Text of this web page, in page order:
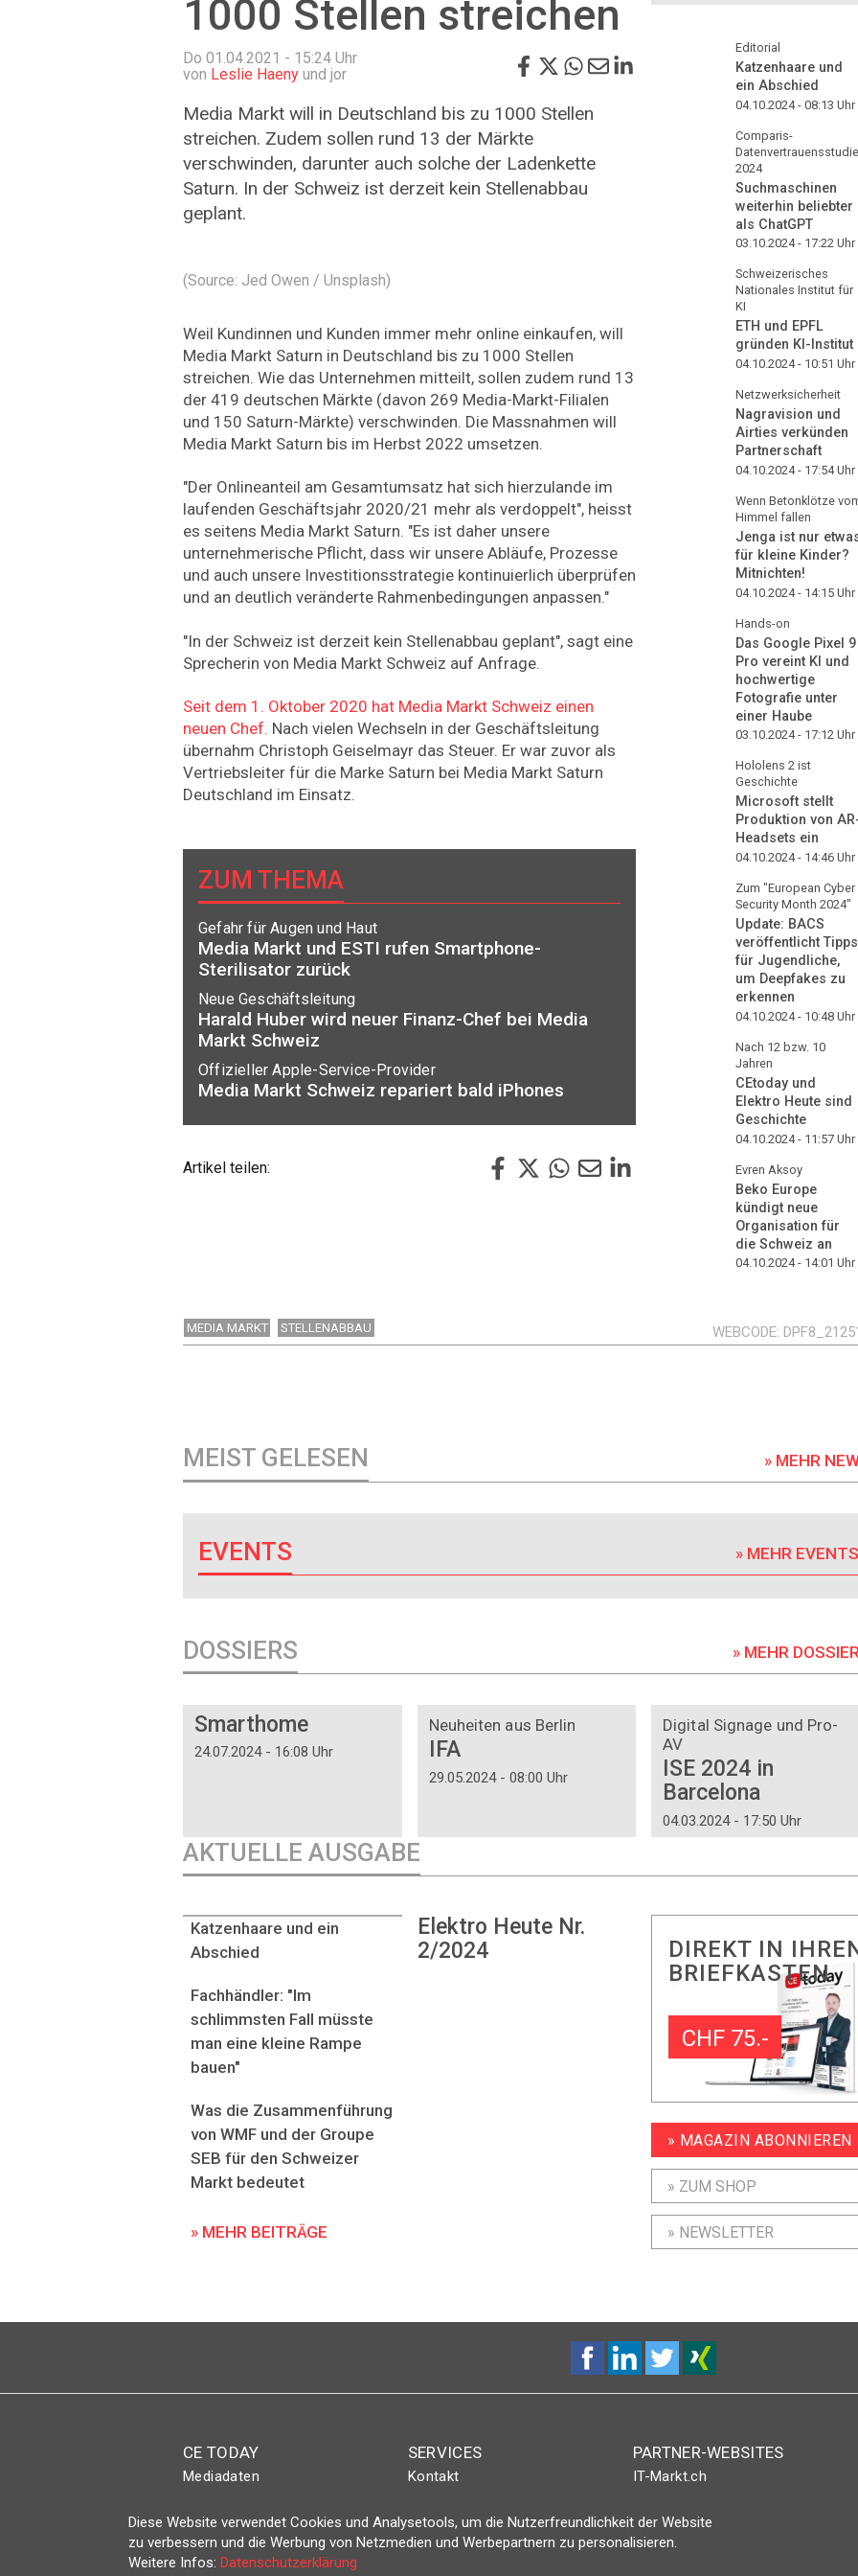
1000 Stellen streichen
Do 01.04.2021 - 15:24 Uhr
von Leslie Haeny und jor
Media Markt will in Deutschland bis zu 1000 Stellen
streichen. Zudem sollen rund 13 der Märkte
verschwinden, darunter auch solche der Ladenkette
Saturn. In der Schweiz ist derzeit kein Stellenabbau
geplant.
(Source: Jed Owen / Unsplash)
Weil Kundinnen und Kunden immer mehr online einkaufen, will
Media Markt Saturn in Deutschland bis zu 1000 Stellen
streichen. Wie das Unternehmen mitteilt, sollen zudem rund 13
der 419 deutschen Märkte (davon 269 Media-Markt-Filialen
und 150 Saturn-Märkte) verschwinden. Die Massnahmen will
Media Markt Saturn bis im Herbst 2022 umsetzen.
"Der Onlineanteil am Gesamtumsatz hat sich hierzulande im
laufenden Geschäftsjahr 2020/21 mehr als verdoppelt", heisst
es seitens Media Markt Saturn. "Es ist daher unsere
unternehmerische Pflicht, dass wir unsere Abläufe, Prozesse
und auch unsere Investitionsstrategie kontinuierlich überprüfen
und an deutlich veränderte Rahmenbedingungen anpassen."
"In der Schweiz ist derzeit kein Stellenabbau geplant", sagt eine
Sprecherin von Media Markt Schweiz auf Anfrage.
Seit dem 1. Oktober 2020 hat Media Markt Schweiz einen
neuen Chef. Nach vielen Wechseln in der Geschäftsleitung
übernahm Christoph Geiselmayr das Steuer. Er war zuvor als
Vertriebsleiter für die Marke Saturn bei Media Markt Saturn
Deutschland im Einsatz.
ZUM THEMA
Gefahr für Augen und Haut
Media Markt und ESTI rufen Smartphone-
Sterilisator zurück
Neue Geschäftsleitung
Harald Huber wird neuer Finanz-Chef bei Media
Markt Schweiz
Offizieller Apple-Service-Provider
Media Markt Schweiz repariert bald iPhones
Artikel teilen:
Editorial
Katzenhaare und
ein Abschied
04.10.2024 - 08:13 Uhr
Comparis-
Datenvertrauensstudie
2024
Suchmaschinen
weiterhin beliebter
als ChatGPT
03.10.2024 - 17:22 Uhr
Schweizerisches
Nationales Institut für
KI
ETH und EPFL
gründen KI-Institut
04.10.2024 - 10:51 Uhr
Netzwerksicherheit
Nagravision und
Airties verkünden
Partnerschaft
04.10.2024 - 17:54Uhr
Wenn Betonklötze
Himmel fallen
Jenga ist nur
für kleine Kinder?
Mitnichten!
04.10.2024 - 14:15 Uhr
Hands-on
Das Google Pixel 9
Pro vereint KI und
hochwertige
Fotografie unter
einer Haube
03.10.2024 - 17:12 Uhr
Hololens 2 ist
Geschichte
Microsoft stellt
Produktion von
Headsets ein
04.10.2024 - 14:46 Uhr
Zum "European Cyber
Security Month 2024"
Update: BACS
veröffentlicht Tipps
für Jugendliche,
um Deepfakes zu
erkennen
04.10.2024 - 10:48 Uhr
Nach 12 bzw. 10
Jahren
CEtoday und
Elektro Heute sind
Geschichte
04.10.2024 - 11:57 Uhr
Evren Aksoy
Beko Europe
kündigt neue
Organisation für
die Schweiz an
04.10.2024 - 14:01 Uhr
MEDIA MARKT STELLENABBAU WEBCODE
MEIST GELESEN » MEHR
EVENTS » MEHR EVENTS
DOSSIERS » MEHR
Smarthome
24.07.2024 - 16:08 Uhr
Neuheiten aus Berlin
IFA
29.05.2024 - 08:00 Uhr
Digital Signage und Pro-
AV
ISE 2024 in
Barcelona
04.03.2024 - 17:50 Uhr
AKTUELLE AUSGABE
Elektro Heute Nr.
2/2024
Katzenhaare und ein
Abschied
Fachhändler: "Im
schlimmsten Fall müsste
man eine kleine Rampe
bauen"
Was die Zusammenführung
von WMF und der Groupe
SEB für den Schweizer
Markt bedeutet
» MEHR BEITRÄGE
DIREKT IN
BRIEFKASTEN
CHF 75.-
» MAGAZIN ABONNIEREN
» ZUM SHOP
» NEWSLETTER
CE TODAY
Mediadaten
Magazin
SERVICES
Kontakt
Login
PARTNER-WEBSITES
IT-Markt.ch
ICTjournal
Diese Website verwendet Cookies und Analysetools, um die Nutzerfreundlichkeit der Website
zu verbessern und die Werbung von Netzmedien und Werbepartnern zu personalisieren.
Weitere Infos:Datenschutzerklärung